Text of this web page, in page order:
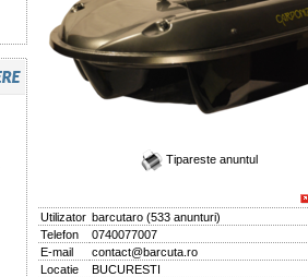
Tipareste anuntul
Utilizator barcutaro(533 anunturi)
Telefon
0740077007
E-mail
contact@barcuta.ro
Locatie
BUCURESTI